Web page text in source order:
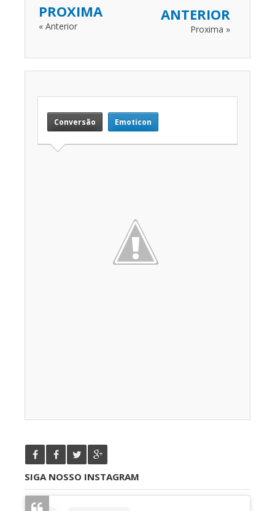
PROXIMA
« Anterior
ANTERIOR
Proxima »
Conversão Emoticon
SIGA NOSSO INSTAGRAM